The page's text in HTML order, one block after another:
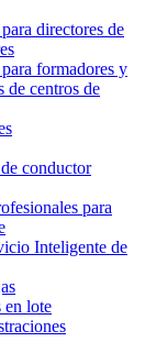
directores de
formadores y
de centros de
conductor
para
Inteligente de
en lote